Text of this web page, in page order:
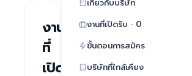
งาน
ที่
เปิด
เกี่ยวกับบริษัท
งานที่เปิดรับ · 0
ขั้นตอนการสมัคร
บริษัทที่ใกล้เคียง